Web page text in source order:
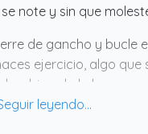
note y sin que
de gancho y bucle
ejercicio, algo
bien el abdomen y
algo que te